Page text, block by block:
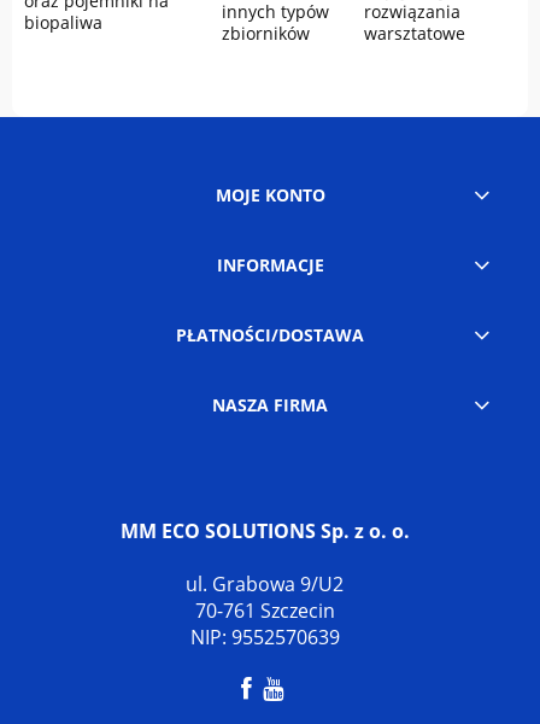
biopaliwa
innych typów
zbiorników
rozwiązania
warsztatowe
MOJE KONTO
INFORMACJE
PŁATNOŚCI/DOSTAWA
NASZA FIRMA
MM ECO SOLUTIONS Sp. z o. o.
ul. Grabowa 9/U2
70-761 Szczecin
NIP: 9552570639